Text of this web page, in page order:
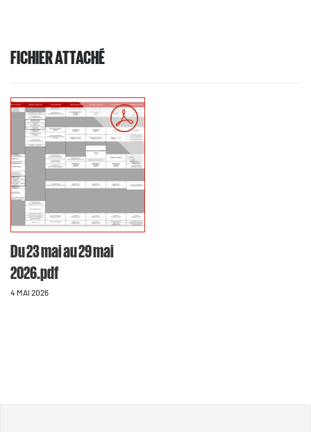
FICHIER ATTACHÉ
Du 23 mai au 29 mai
2026.pdf
4 MAI 2026